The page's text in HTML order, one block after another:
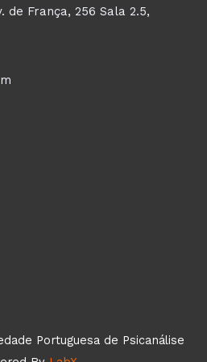
de França, 256 Sala 2.5,
Portuguesa de Psicanálise